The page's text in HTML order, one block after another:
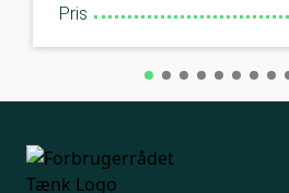
Pris